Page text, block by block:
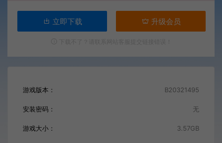
立即下载 升级会员
游戏版本： B20321495
安装密码： 无
游戏大小： 3.57GB